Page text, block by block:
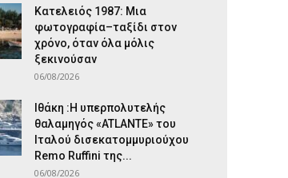
Κατελειός 1987: Μια
φωτογραφία–ταξίδι στον
χρόνο, όταν όλα μόλις
ξεκινούσαν
06/08/2026
Ιθάκη :Η υπερπολυτελής
θαλαμηγός «ATLANTE» του
Ιταλού δισεκατομμυριούχου
Remo Ruffini της...
06/08/2026